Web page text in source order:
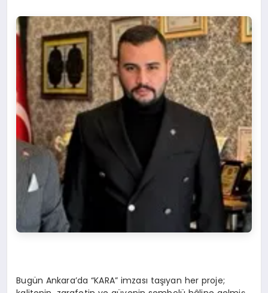
Bugün Ankara’da “KARA” imzası taşıyan her proje;